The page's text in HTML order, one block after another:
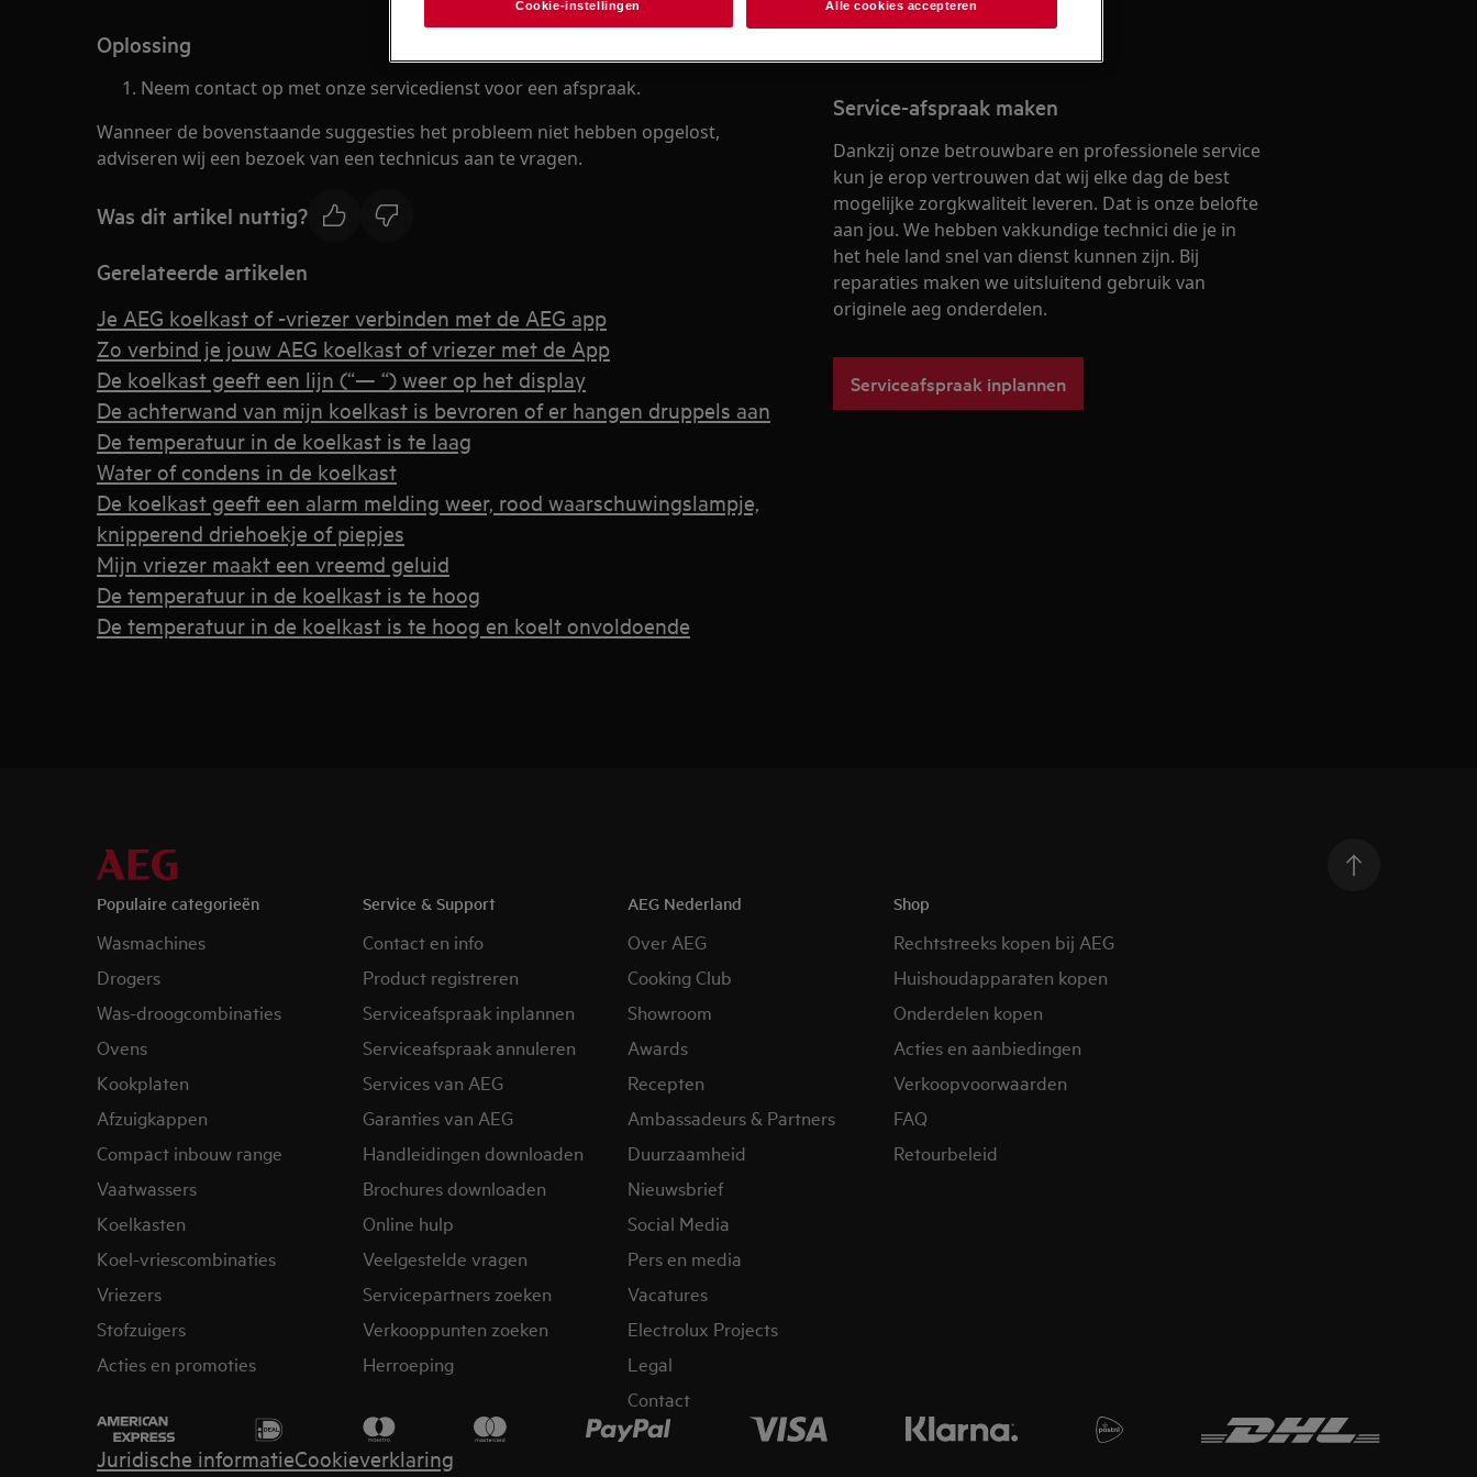
Oplossing
Neem contact op met onze servicedienst voor een afspraak.
Wanneer de bovenstaande suggesties het probleem niet hebben opgelost,
adviseren wij een bezoek van een technicus aan te vragen.
Was dit artikel nuttig?
Gerelateerde artikelen
Je AEG koelkast of -vriezer verbinden met de AEG app
Zo verbind je jouw AEG koelkast of vriezer met de App
De koelkast geeft een lijn (“— “) weer op het display
De achterwand van mijn koelkast is bevroren of er hangen druppels aan
De temperatuur in de koelkast is te laag
Water of condens in de koelkast
De koelkast geeft een alarm melding weer, rood waarschuwingslampje,
knipperend driehoekje of piepjes
Mijn vriezer maakt een vreemd geluid
De temperatuur in de koelkast is te hoog
De temperatuur in de koelkast is te hoog en koelt onvoldoende
Service-afspraak maken
Dankzij onze betrouwbare en professionele service
kun je erop vertrouwen dat wij elke dag de best
mogelijke zorgkwaliteit leveren. Dat is onze belofte
aan jou. We hebben vakkundige technici die je in
het hele land snel van dienst kunnen zijn. Bij
reparaties maken we uitsluitend gebruik van
originele aeg onderdelen.
Serviceafspraak inplannen
Populaire categorieën
Wasmachines
Drogers
Was-droogcombinaties
Ovens
Kookplaten
Afzuigkappen
Compact inbouw range
Vaatwassers
Koelkasten
Koel-vriescombinaties
Vriezers
Stofzuigers
Acties en promoties
Service & Support
Contact en info
Product registreren
Serviceafspraak inplannen
Serviceafspraak annuleren
Services van AEG
Garanties van AEG
Handleidingen downloaden
Brochures downloaden
Online hulp
Veelgestelde vragen
Servicepartners zoeken
Verkooppunten zoeken
Herroeping
AEG Nederland
Over AEG
Cooking Club
Showroom
Awards
Recepten
Ambassadeurs & Partners
Duurzaamheid
Nieuwsbrief
Social Media
Pers en media
Vacatures
Electrolux Projects
Legal
Contact
Shop
Rechtstreeks kopen bij AEG
Huishoudapparaten kopen
Onderdelen kopen
Acties en aanbiedingen
Verkoopvoorwaarden
FAQ
Retourbeleid
Juridische informatieCookieverklaring
Cookie-instellingen Alle cookies accepteren